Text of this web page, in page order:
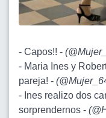
- Capos!! - (
- Maria Ines y
pareja! - (
- Ines realizo dos
sorprendernos - (